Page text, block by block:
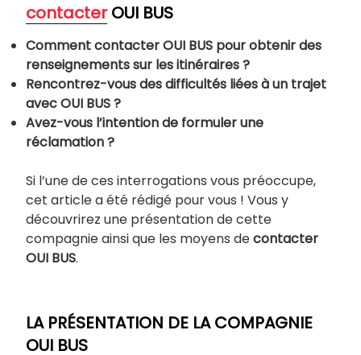
contacterOUI BUS
Comment contacter OUI BUS pour obtenir des
renseignements sur les itinéraires ?
Rencontrez-vous des difficultés liées à un trajet
avec OUI BUS ?
Avez-vous l’intention de formuler une
réclamation ?
Si l’une de ces interrogations vous préoccupe,
cet article a été rédigé pour vous ! Vous y
découvrirez une présentation de cette
compagnie ainsi que les moyens decontacter
OUI BUS.
LA PRÉSENTATION DE LA COMPAGNIE
OUI BUS